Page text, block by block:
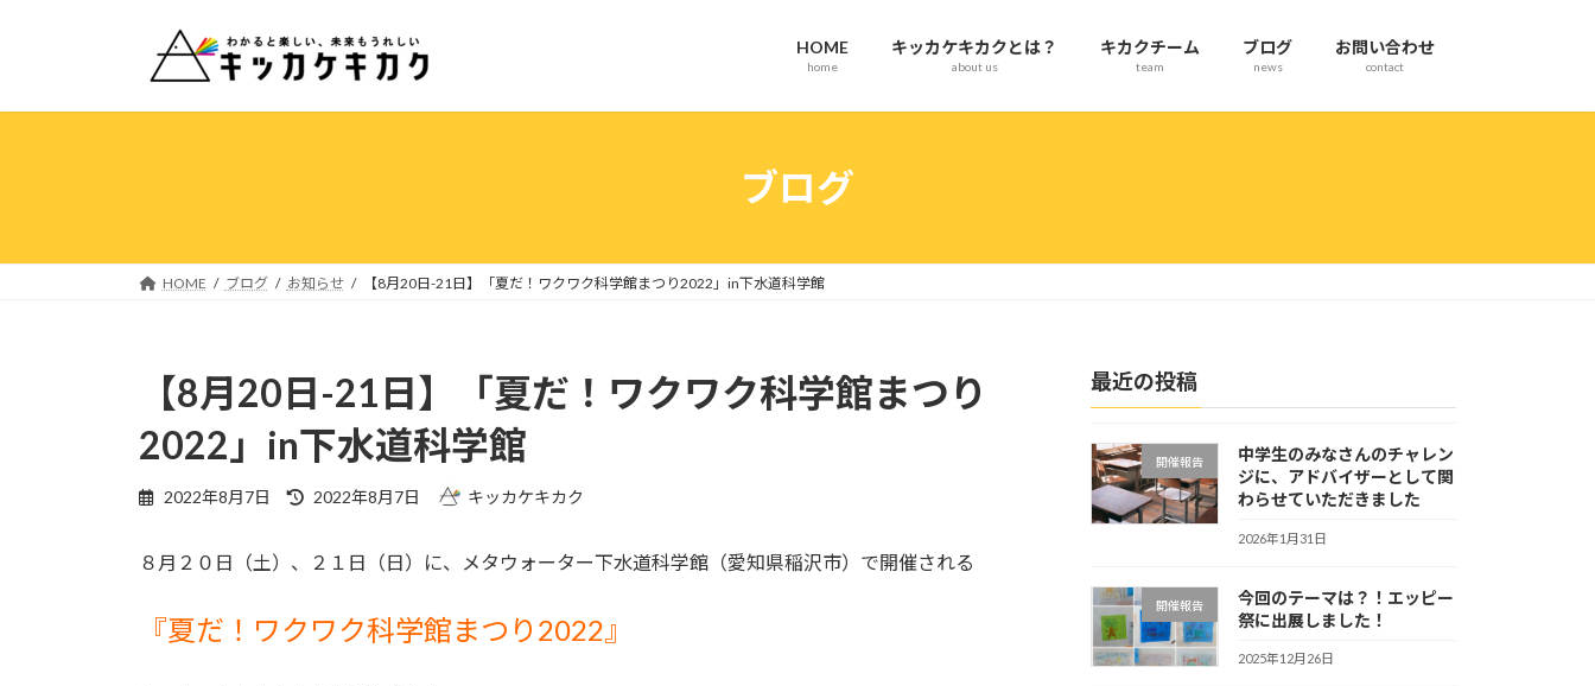
プ
動
HOME
home
キッカケキカクとは？
about us
キカクチーム
team
ブログ
news
お問い合わせ
contact
ブログ
HOME ブログ お知らせ 【8月20日-21日】「夏だ！ワクワク科学館まつり2022」in下水道科学館
【8月20日-21日】「夏だ！ワクワク科学館まつり
2022」in下水道科学館
2022年8月7日
最
新
:
2022年8月7日 キッカケキカク
８月２０日（土）、２１日（日）に、メタウォーター下水道科学館（愛知県稲沢市）で開催される
『夏だ！ワクワク科学館まつり2022』
最近の投稿
開催報告
中学生のみなさんのチャレン
ジに、アドバイザーとして関
わらせていただきました
2026年1月31日
開催報告
今回のテーマは？！エッピー
祭に出展しました！
2025年12月26日